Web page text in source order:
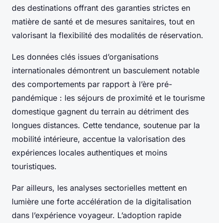
des destinations offrant des garanties strictes en
matière de santé et de mesures sanitaires, tout en
valorisant la flexibilité des modalités de réservation.
Les données clés issues d’organisations
internationales démontrent un basculement notable
des comportements par rapport à l’ère pré-
pandémique : les séjours de proximité et le tourisme
domestique gagnent du terrain au détriment des
longues distances. Cette tendance, soutenue par la
mobilité intérieure, accentue la valorisation des
expériences locales authentiques et moins
touristiques.
Par ailleurs, les analyses sectorielles mettent en
lumière une forte accélération de la digitalisation
dans l’expérience voyageur. L’adoption rapide